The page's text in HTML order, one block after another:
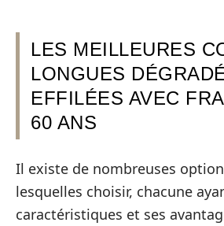
LES MEILLEURES
LONGUES
EFFILÉES AVEC
60 ANS
Il existe de nombreuses
lesquelles choisir, chacune
caractéristiques et ses